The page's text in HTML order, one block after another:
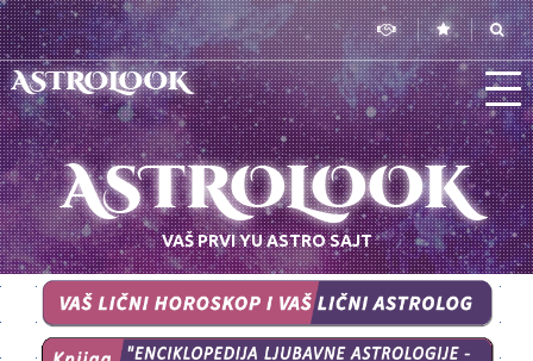
ASTROLOOK
ASTROLOOK
VAŠ PRVI YU ASTRO SAJT